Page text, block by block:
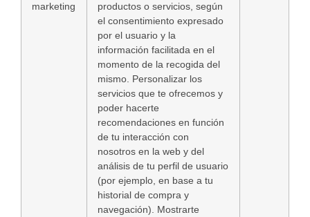
marketing
productos o servicios, según
el consentimiento expresado
por el usuario y la
información facilitada en el
momento de la recogida del
mismo. Personalizar los
servicios que te ofrecemos y
poder hacerte
recomendaciones en función
de tu interacción con
nosotros en la web y del
análisis de tu perfil de usuario
(por ejemplo, en base a tu
historial de compra y
navegación). Mostrarte